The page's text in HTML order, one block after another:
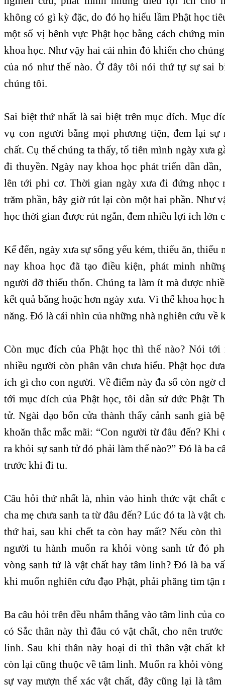
không có gì kỳ đặc, do đó họ hiểu lầm Phật học
một số vị bênh vực Phật học bằng cách chứng
khoa học. Như vậy hai cái nhìn đó khiến cho
của nó như thế nào. Ở đây tôi nói thứ tự sự sai
chúng tôi.
Sai biệt thứ nhất là sai biệt trên mục đích. Mục
vụ con người bằng mọi phương tiện, đem lại sự
chất. Cụ thể chúng ta thấy, tổ tiên mình ngày xưa
đi thuyền. Ngày nay khoa học phát triển dần
lên tới phi cơ. Thời gian ngày xưa đi đứng nhọc
trăm phần, bây giờ rút lại còn một hai phần. Như
học thời gian được rút ngắn, đem nhiều lợi ích lớn
Kế đến, ngày xưa sự sống yếu kém, thiếu ăn, thiếu
nay khoa học đã tạo điều kiện, phát minh
người đỡ thiếu thốn. Chúng ta làm ít mà được
kết quả bằng hoặc hơn ngày xưa. Vì thế khoa học
năng. Đó là cái nhìn của những nhà nghiên cứu về
Còn mục đích của Phật học thì thế nào? Nói tới
nhiều người còn phân vân chưa hiểu. Phật học
ích gì cho con người. Về điểm này đa số còn ngờ
tới mục đích của Phật học, tôi dẫn sử đức Phật
tử. Ngài dạo bốn cửa thành thấy cảnh sanh già
khoăn thắc mắc mãi: “Con người từ đâu đến? Khi
ra khỏi sự sanh tử đó phải làm thế nào?” Đó là ba
trước khi đi tu.
Câu hỏi thứ nhất là, nhìn vào hình thức vật chất
cha mẹ chưa sanh ta từ đâu đến? Lúc đó ta là vật
thứ hai, sau khi chết ta còn hay mất? Nếu còn
người tu hành muốn ra khỏi vòng sanh tử đó
vòng sanh tử là vật chất hay tâm linh? Đó là ba
khi muốn nghiên cứu đạo Phật, phải phăng tìm tận
Ba câu hỏi trên đều nhắm thẳng vào tâm linh của
có Sắc thân này thì đâu có vật chất, cho nên
linh. Sau khi thân này hoại đi thì thân vật chất
còn lại cũng thuộc về tâm linh. Muốn ra khỏi
sự vay mượn thể xác vật chất, đây cũng lại là